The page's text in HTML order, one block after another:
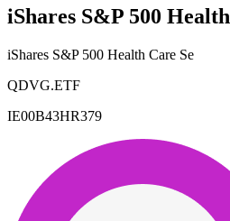
iShares S&P 500
iShares S&P 500 Health Care Se
QDVG.ETF
IE00B43HR379